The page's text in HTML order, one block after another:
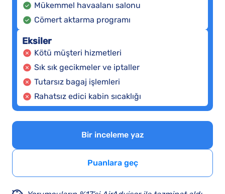
Mükemmel havaalanı salonu
Cömert aktarma programı
Eksiler
Kötü müşteri hizmetleri
Sık sık gecikmeler ve iptaller
Tutarsız bagaj işlemleri
Rahatsız edici kabin sıcaklığı
Bir inceleme yaz
Puanlara geç